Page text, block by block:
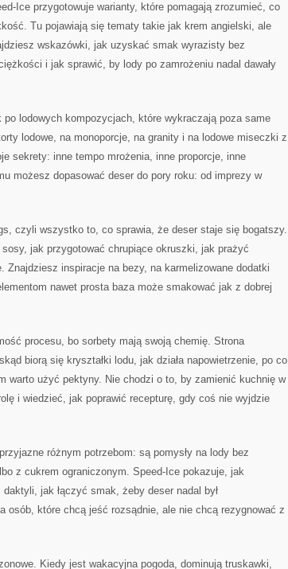
Ice przygotowuje warianty, które pomagają zrozumieć, co
Tu pojawiają się tematy takie jak krem angielski, ale
wskazówki, jak uzyskać smak wyrazisty bez
i jak sprawić, by lody po zamrożeniu nadal dawały
po lodowych kompozycjach, które wykraczają poza same
lodowe, na monoporcje, na granity i na lodowe miseczki z
sekrety: inne tempo mrożenia, inne proporcje, inne
możesz dopasować deser do pory roku: od imprezy w
czyli wszystko to, co sprawia, że deser staje się bogatszy.
jak przygotować chrupiące okruszki, jak prażyć
Znajdziesz inspiracje na bezy, na karmelizowane dodatki
nawet prosta baza może smakować jak z dobrej
procesu, bo sorbety mają swoją chemię. Strona
biorą się kryształki lodu, jak działa napowietrzenie, po co
warto użyć pektyny. Nie chodzi o to, by zamienić kuchnię w
i wiedzieć, jak poprawić recepturę, gdy coś nie wyjdzie
różnym potrzebom: są pomysły na lody bez
z cukrem ograniczonym. Speed-Ice pokazuje, jak
jak łączyć smak, żeby deser nadal był
osób, które chcą jeść rozsądnie, ale nie chcą rezygnować z
Kiedy jest wakacyjna pogoda, dominują truskawki,